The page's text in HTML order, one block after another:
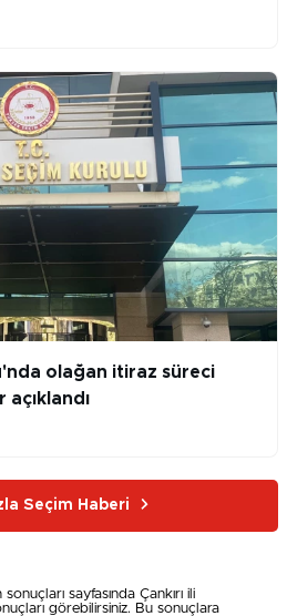
olağan itiraz süreci
açıklandı
Seçim Haberi
sayfasında Çankırı ili
görebilirsiniz. Bu sonuçlara